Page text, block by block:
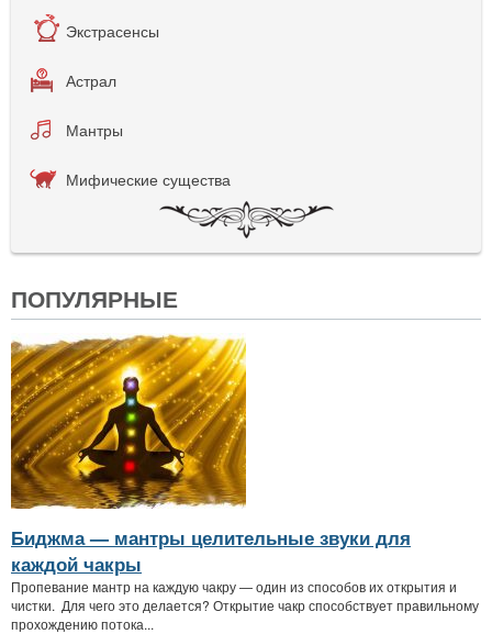
Экстрасенсы
Астрал
Мантры
Мифические существа
ПОПУЛЯРНЫЕ
Биджма — мантры целительные звуки для
каждой чакры
Пропевание мантр на каждую чакру — один из способов их открытия и
чистки. Для чего это делается? Открытие чакр способствует правильному
прохождению потока...